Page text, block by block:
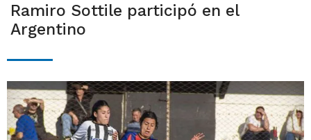
Ramiro Sottile participó en el
Argentino